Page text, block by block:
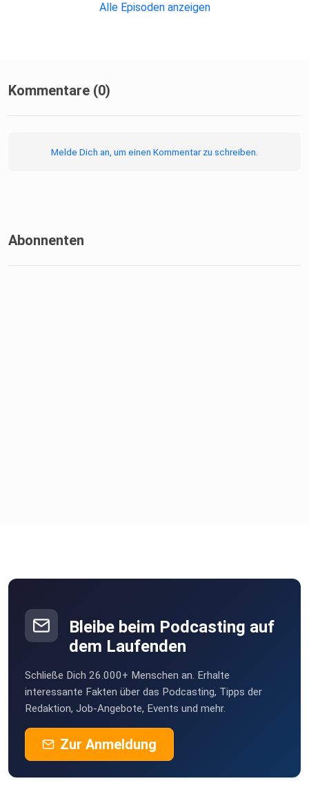
Alle Episoden anzeigen
Kommentare (0)
Melde Dich an, um einen Kommentar zu schreiben.
Abonnenten
Bleibe beim Podcasting auf
dem Laufenden
Schließe Dich 26.000+ Menschen an. Erhalte
interessante Fakten über das Podcasting, Tipps der
Redaktion, Job-Angebote, Events und mehr.
Zur Anmeldung